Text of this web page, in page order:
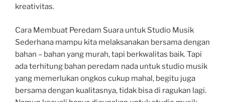
kreativitas.
Cara Membuat Peredam Suara untuk Studio Musik
Sederhana mampu kita melaksanakan bersama dengan
bahan – bahan yang murah, tapi berkwalitas baik. Tapi
ada terhitung bahan peredam nada untuk studio musik
yang memerlukan ongkos cukup mahal, begitu juga
bersama dengan kualitasnya, tidak bisa di ragukan lagi.